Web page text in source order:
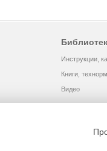
Инструкции,
Книги,
Видео